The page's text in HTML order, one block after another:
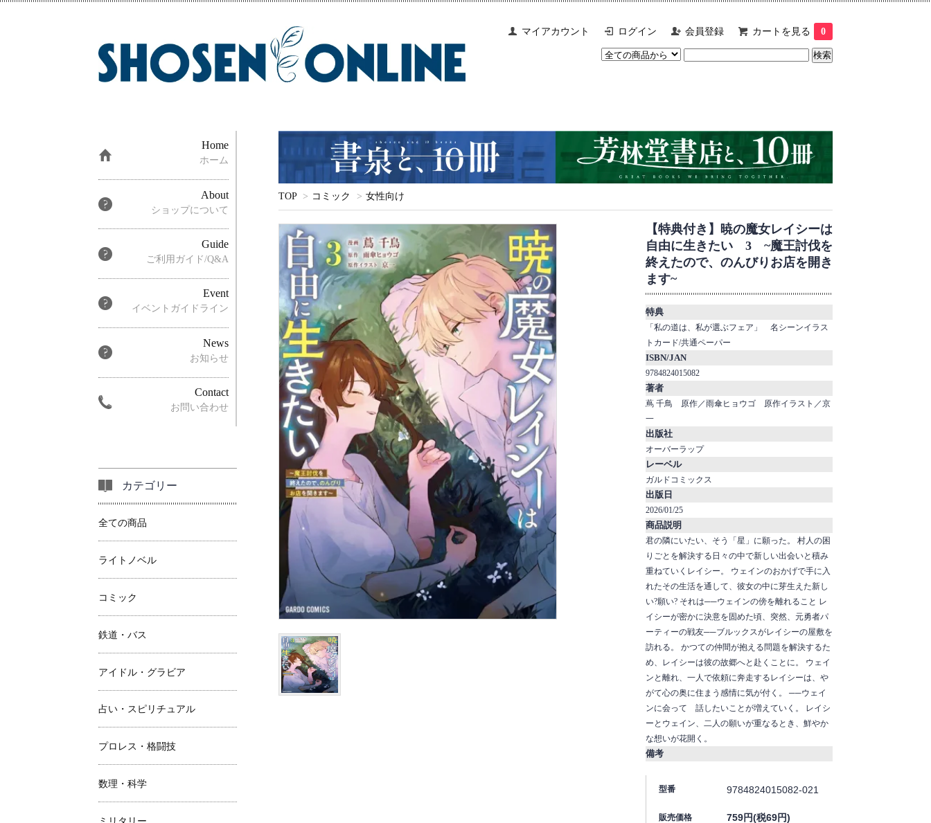
マイアカウント ログイン 会員登録 カートを見る 0
TOP > コミック > 女性向け
【特典付き】暁の魔女レイシーは
自由に生きたい 3 ~魔王討伐を
終えたので、のんびりお店を開き
ます~
特典
「私の道は、私が選ぶフェア」 名シーンイラス
トカード/共通ペーパー
ISBN/JAN
9784824015082
著者
蔦 千鳥 原作／雨傘ヒョウゴ 原作イラスト／京
一
出版社
オーバーラップ
レーベル
ガルドコミックス
出版日
2026/01/25
商品説明
君の隣にいたい、そう「星」に願った。 村人の困
りごとを解決する日々の中で新しい出会いと積み
重ねていくレイシー。 ウェインのおかげで手に入
れたその生活を通して、彼女の中に芽生えた新し
い?願い? それは──ウェインの傍を離れること レ
イシーが密かに決意を固めた頃、突然、元勇者パ
ーティーの戦友──ブルックスがレイシーの屋敷を
訪れる。 かつての仲間が抱える問題を解決するた
め、レイシーは彼の故郷へと赴くことに。 ウェイ
ンと離れ、一人で依頼に奔走するレイシーは、や
がて心の奥に住まう感情に気が付く。 ──ウェイ
ンに会って 話したいことが増えていく。 レイシ
ーとウェイン、二人の願いが重なるとき、鮮やか
な想いが花開く。
備考
型番 9784824015082-021
販売価格 759円(税69円)
Home
ホーム
About
ショップについて
Guide
ご利用ガイド/Q&A
Event
イベントガイドライン
News
お知らせ
Contact
お問い合わせ
カテゴリー
全ての商品
ライトノベル
コミック
鉄道・バス
アイドル・グラビア
占い・スピリチュアル
プロレス・格闘技
数理・科学